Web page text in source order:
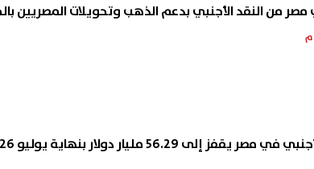
من النقد الأجنبي بدعم الذهب وتحويلات المصريين
56.29 مليار دولار بنهاية يوليو 2026